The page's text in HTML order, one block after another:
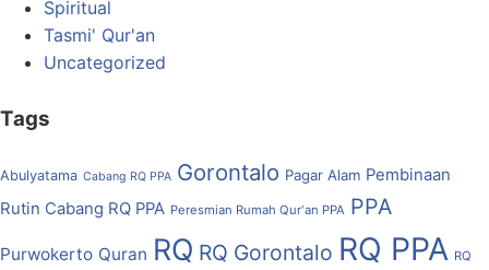
Spiritual
Tasmi' Qur'an
Uncategorized
Tags
Abulyatama Cabang RQ PPA Gorontalo Pagar Alam Pembinaan
Rutin Cabang RQ PPA Peresmian Rumah Qur'an PPA PPA
Purwokerto Quran RQ RQ Gorontalo RQ PPA RQ